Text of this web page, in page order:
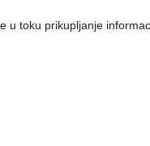
u toku prikupljanje